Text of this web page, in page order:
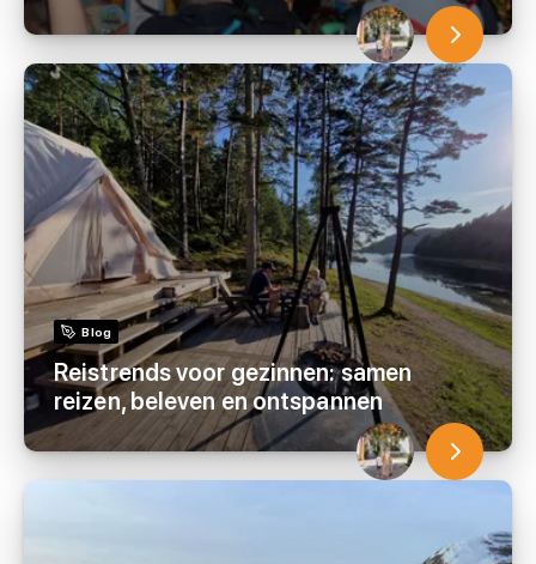
Blog
Reistrends voor gezinnen: samen
reizen, beleven en ontspannen